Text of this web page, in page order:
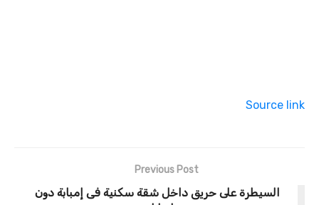
Source link
Previous Post
السيطرة على حريق داخل شقة سكنية فى إمبابة دون